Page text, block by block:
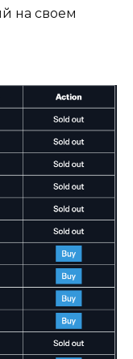
на своем